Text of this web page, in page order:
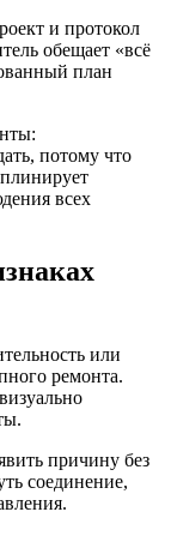
и протокол
обещает «всё
план
потому что
всех
или
ремонта.
причину без
соединение,